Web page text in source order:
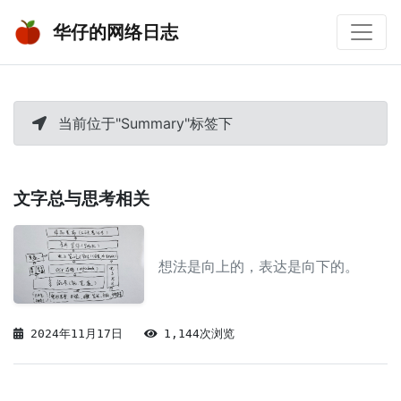
华仔的网络日志
当前位于"Summary"标签下
文字总与思考相关
想法是向上的，表达是向下的。
2024年11月17日 1,144次浏览